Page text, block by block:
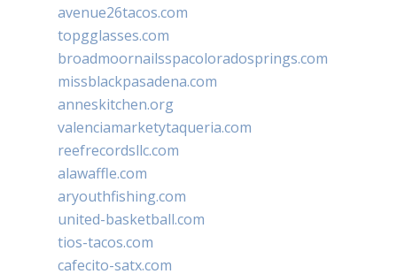
avenue26tacos.com
topgglasses.com
broadmoornailsspacoloradosprings.com
missblackpasadena.com
anneskitchen.org
valenciamarketytaqueria.com
reefrecordsllc.com
alawaffle.com
aryouthfishing.com
united-basketball.com
tios-tacos.com
cafecito-satx.com